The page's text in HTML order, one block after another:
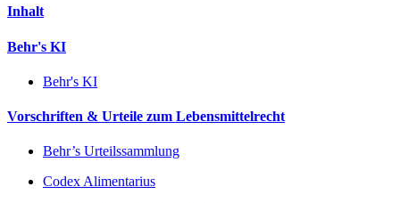
Inhalt
Behr's KI
Behr's KI
Vorschriften & Urteile zum Lebensmittelrecht
Behr’s Urteilssammlung
Codex Alimentarius